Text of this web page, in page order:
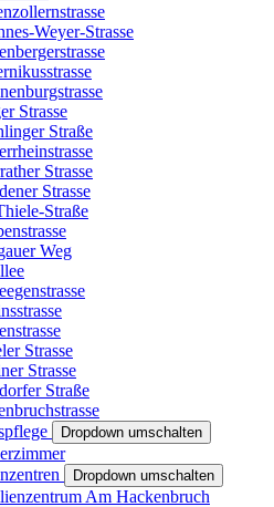
Weyer-Strasse
Strasse
Straße
Strasse
Strasse
Straße
Weg
Strasse
Strasse
Straße
Dropdown umschalten
Dropdown umschalten
Am Hackenbruch